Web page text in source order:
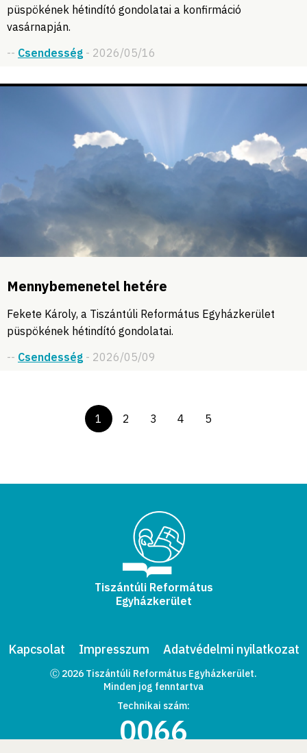
püspökének hétindító gondolatai a konfirmáció
vasárnapján.
-- Csendesség - 2026/05/16
Mennybemenetel hetére
Fekete Károly, a Tiszántúli Református Egyházkerület
püspökének hétindító gondolatai.
-- Csendesség - 2026/05/09
1 2 3 4 5
Tiszántúli Református
Egyházkerület
Kapcsolat Impresszum Adatvédelmi nyilatkozat
Ⓒ 2026 Tiszántúli Református Egyházkerület.
Minden jog fenntartva
Technikai szám:
0066